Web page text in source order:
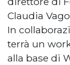
Claudia
In
terrà un
alla base di